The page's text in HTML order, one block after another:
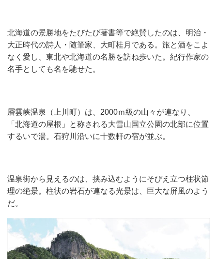
北海道の景勝地をたびたび著書等で絶賛したのは、明治・
大正時代の詩人・随筆家、大町桂月である。旅と酒をこよ
なく愛し、東北や北海道の名勝を訪ね歩いた。紀行作家の
名手としても名を馳せた。
層雲峡温泉（上川町）は、2000ｍ級の山々が連なり、
「北海道の屋根」と称される大雪山国立公園の北部に位置
するいで湯。石狩川沿いに十数軒の宿が並ぶ。
温泉街から見えるのは、挟み込むようにそびえ立つ柱状節
理の絶景。柱状の岩石が連なる光景は、巨大な屏風のよう
だ。